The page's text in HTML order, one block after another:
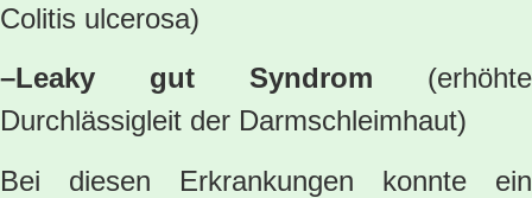
Colitis ulcerosa)
–Leaky gut Syndrom (erhöhte
Durchlässigleit der Darmschleimhaut)
Bei diesen Erkrankungen konnte ein